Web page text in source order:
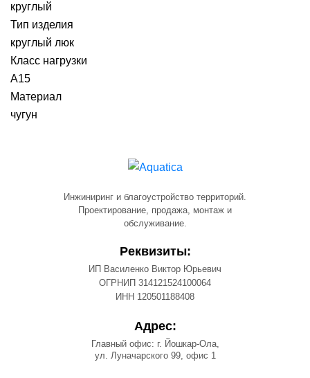
круглый
Тип изделия
круглый люк
Класс нагрузки
A15
Материал
чугун
Инжиниринг и благоустройство территорий.
Проектирование, продажа, монтаж и
обслуживание.
Реквизиты:
ИП Василенко Виктор Юрьевич
ОГРНИП 314121524100064
ИНН 120501188408
Адрес:
Главный офис: г. Йошкар-Ола,
ул. Луначарского 99, офис 1